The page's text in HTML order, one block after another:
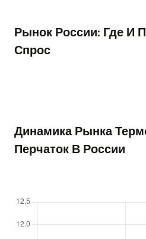
Рынок России: Где И
Спрос
Динамика Рынка
Перчаток В России